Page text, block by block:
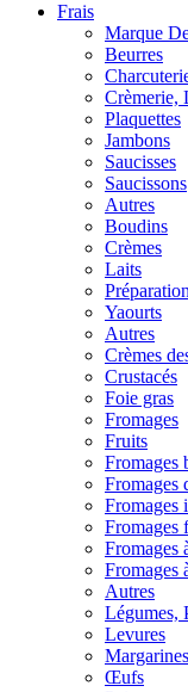
Frais
Marque
Beurres
Crèmerie,
Plaquettes
Jambons
Saucisses
Saucissons
Autres
Boudins
Crèmes
Laits
Yaourts
Autres
Crèmes
Crustacés
Foie gras
Fromages
Fruits
Fromages
Fromages
Fromages
Fromages
Fromages
Fromages
Autres
Légumes,
Levures
Margarines
Œufs